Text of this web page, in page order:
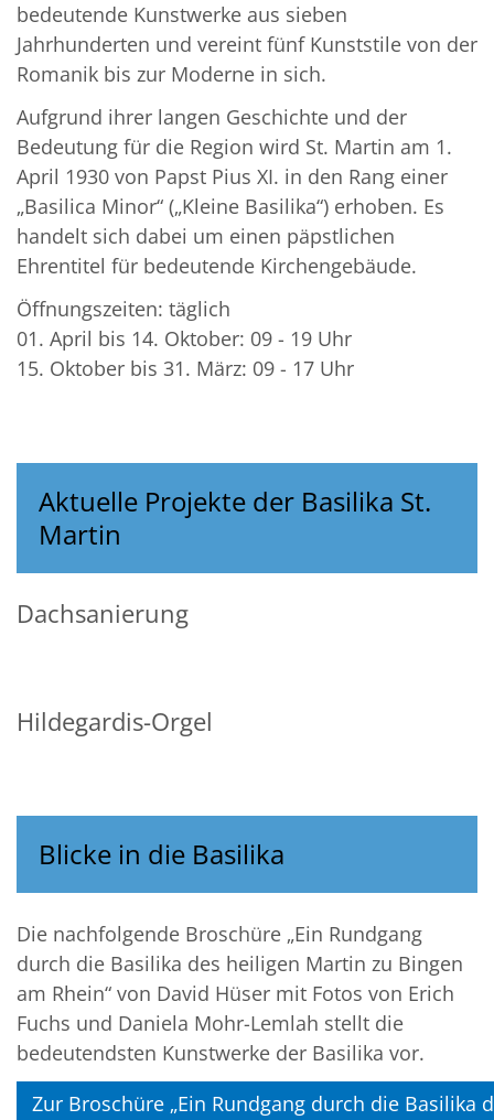
bedeutende Kunstwerke aus sieben
Jahrhunderten und vereint fünf Kunststile von der
Romanik bis zur Moderne in sich.
Aufgrund ihrer langen Geschichte und der
Bedeutung für die Region wird St. Martin am 1.
April 1930 von Papst Pius XI. in den Rang einer
„Basilica Minor“ („Kleine Basilika“) erhoben. Es
handelt sich dabei um einen päpstlichen
Ehrentitel für bedeutende Kirchengebäude.
Öffnungszeiten: täglich
01. April bis 14. Oktober: 09 - 19 Uhr
15. Oktober bis 31. März: 09 - 17 Uhr
Aktuelle Projekte der Basilika St.
Martin
Dachsanierung
Hildegardis-Orgel
Blicke in die Basilika
Die nachfolgende Broschüre „Ein Rundgang
durch die Basilika des heiligen Martin zu Bingen
am Rhein“ von David Hüser mit Fotos von Erich
Fuchs und Daniela Mohr-Lemlah stellt die
bedeutendsten Kunstwerke der Basilika vor.
Zur Broschüre „Ein Rundgang durch die Basilika